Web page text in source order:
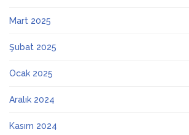
Mart 2025
Şubat 2025
Ocak 2025
Aralık 2024
Kasım 2024